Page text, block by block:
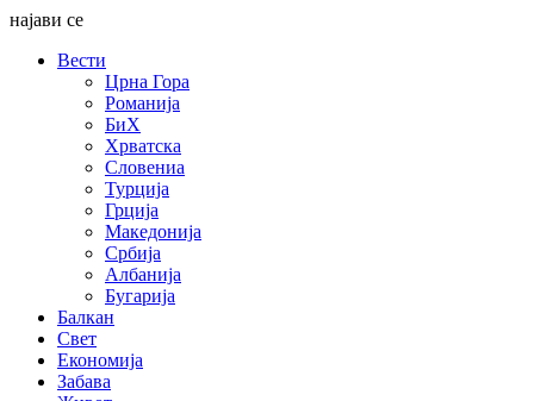
најави се
Вести
Црна Гора
Романија
БиХ
Хрватска
Словениа
Турција
Грција
Македонија
Србија
Албанија
Бугарија
Балкан
Свет
Економија
Забава